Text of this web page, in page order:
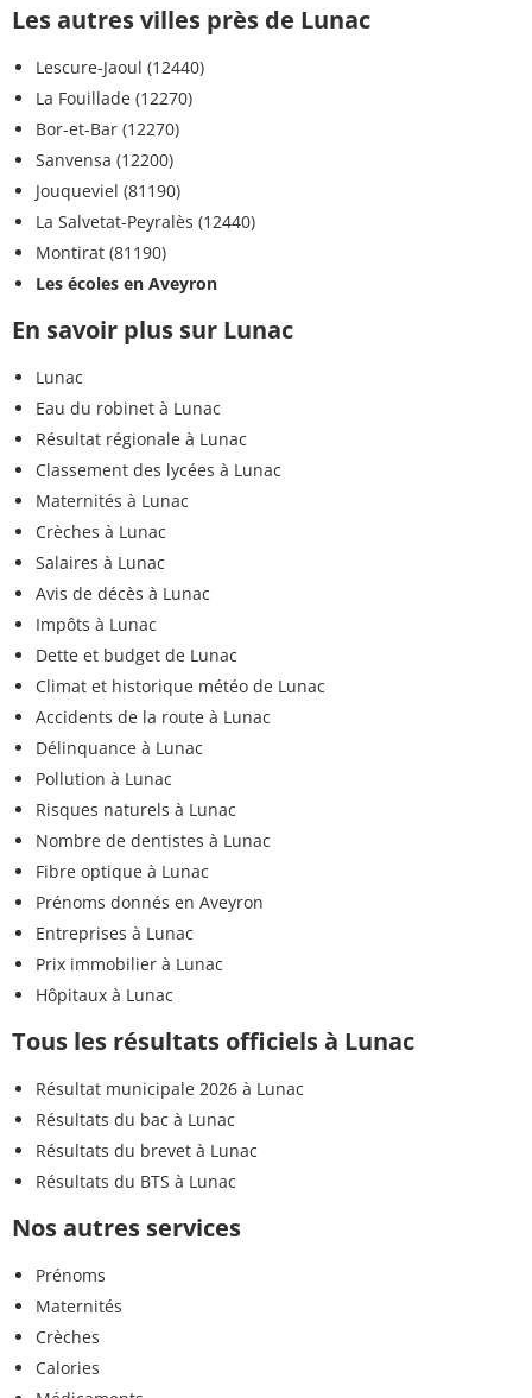
Les autres villes près de Lunac
Lescure-Jaoul (12440)
La Fouillade (12270)
Bor-et-Bar (12270)
Sanvensa (12200)
Jouqueviel (81190)
La Salvetat-Peyralès (12440)
Montirat (81190)
Les écoles en Aveyron
En savoir plus sur Lunac
Lunac
Eau du robinet à Lunac
Résultat régionale à Lunac
Classement des lycées à Lunac
Maternités à Lunac
Crèches à Lunac
Salaires à Lunac
Avis de décès à Lunac
Impôts à Lunac
Dette et budget de Lunac
Climat et historique météo de Lunac
Accidents de la route à Lunac
Délinquance à Lunac
Pollution à Lunac
Risques naturels à Lunac
Nombre de dentistes à Lunac
Fibre optique à Lunac
Prénoms donnés en Aveyron
Entreprises à Lunac
Prix immobilier à Lunac
Hôpitaux à Lunac
Tous les résultats officiels à Lunac
Résultat municipale 2026 à Lunac
Résultats du bac à Lunac
Résultats du brevet à Lunac
Résultats du BTS à Lunac
Nos autres services
Prénoms
Maternités
Crèches
Calories